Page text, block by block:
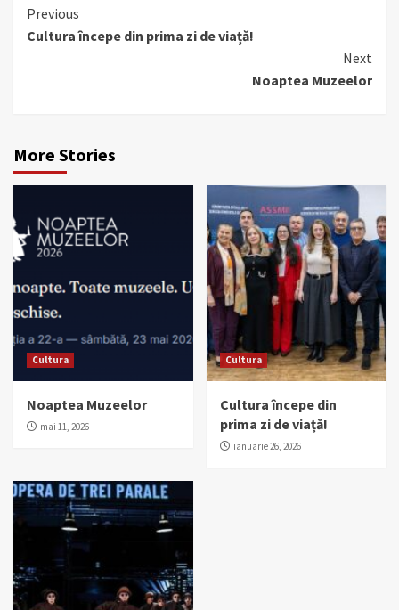
Continue
Reading
Previous
Cultura începe din prima zi de viață!
Next
Noaptea Muzeelor
More Stories
Cultura
Noaptea Muzeelor
mai 11, 2026
Cultura
Cultura începe din
prima zi de viață!
ianuarie 26, 2026